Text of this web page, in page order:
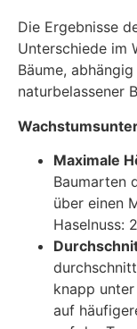
Die Ergebnisse
Unterschiede im
Bäume,
naturbelassener
Maximale
Baumarten
über einen
Haselnuss:
knapp
auf